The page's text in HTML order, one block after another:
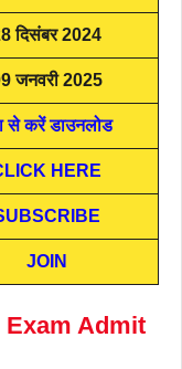
दिसंबर 2024
जनवरी 2025
से करें डाउनलोड
HERE
JOIN
Exam Admit